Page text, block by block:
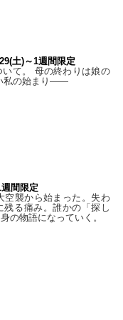
土)～1週間限定
て。 母の終わりは娘の
私の始まり――
間限定
空襲から始まった。失わ
残る痛み。誰かの「探し
の物語になっていく。